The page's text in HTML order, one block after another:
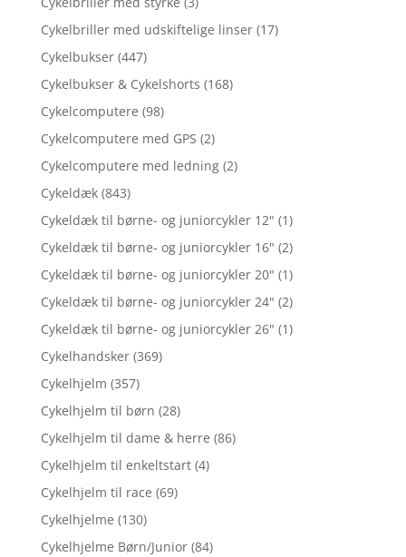
Cykelbriller med udskiftelige linser (17)
Cykelbukser (447)
Cykelbukser & Cykelshorts (168)
Cykelcomputere (98)
Cykelcomputere med GPS (2)
Cykelcomputere med ledning (2)
Cykeldæk (843)
Cykeldæk til børne- og juniorcykler 12" (1)
Cykeldæk til børne- og juniorcykler 16" (2)
Cykeldæk til børne- og juniorcykler 20" (1)
Cykeldæk til børne- og juniorcykler 24" (2)
Cykeldæk til børne- og juniorcykler 26" (1)
Cykelhandsker (369)
Cykelhjelm (357)
Cykelhjelm til børn (28)
Cykelhjelm til dame & herre (86)
Cykelhjelm til enkeltstart (4)
Cykelhjelm til race (69)
Cykelhjelme (130)
Cykelhjelme Børn/Junior (84)